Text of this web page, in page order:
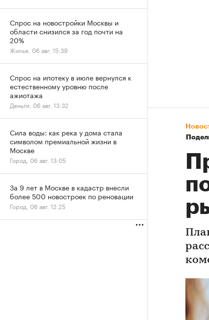
Спрос на новостройки Москвы и
области снизился за год почти на
20%
Жилье, 06 авг, 15:39
Спрос на ипотеку в июле вернулся к
естественному уровню после
ажиотажа
Деньги, 06 авг, 13:32
Сила воды: как река у дома стала
символом премиальной жизни в
Москве
Город, 06 авг, 13:05
За 9 лет в Москве в кадастр внесли
более 500 новостроек по реновации
Город, 06 авг, 12:25